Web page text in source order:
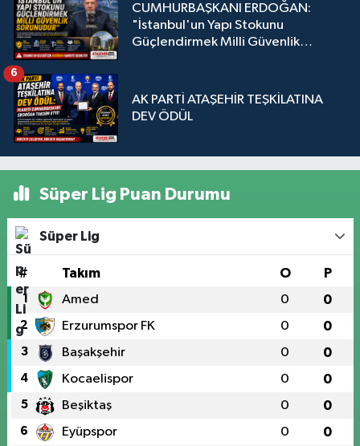
CUMHURBAŞKANI ERDOĞAN:
"İstanbul'un Yapı Stokunu
Güçlendirmek Milli Güvenlik
AK PARTİ ATAŞEHİR TEŞKİLATINA
DEV ÖDÜL
6
Süper Lig Puan Durumu
Süper Lig
# Takım O P
1 Amed 0 0
2 Erzurumspor FK 0 0
3 Başakşehir 0 0
4 Kocaelispor 0 0
5 Beşiktaş 0 0
6 Eyüpspor 0 0